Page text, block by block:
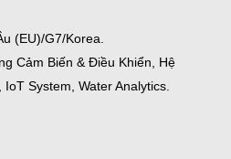
(EU)/G7/Korea.
Cảm Biến & Điều Khiển, Hệ
System, Water Analytics.